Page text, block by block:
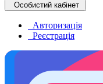
Особистий кабінет
Авторизація
Реєстрація